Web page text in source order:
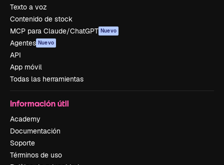
Texto a voz
Contenido de stock
MCP para Claude/ChatGPT Nuevo
Agentes Nuevo
API
App móvil
Todas las herramientas
Información útil
Academy
Documentación
Soporte
Términos de uso